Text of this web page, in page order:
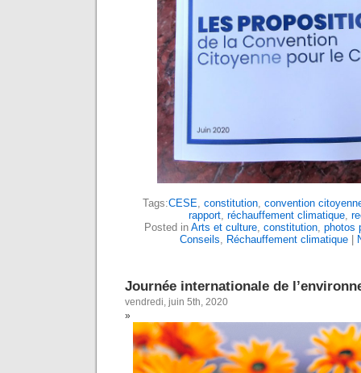
Tags:CESE constitution, convention
rapport réchauffement climatique
Posted in Arts et culture constitution photos
Conseils
Réchauffement climatique |
Journée internationale de
vendredi, juin 5th, 2020